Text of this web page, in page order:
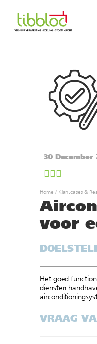
30 December
Home / Klantcases &
voor
Het goed
diensten
VRAAG